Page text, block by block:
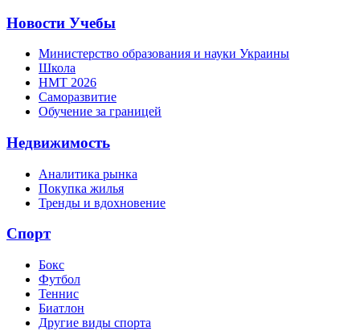
Новости Учебы
Министерство образования и науки Украины
Школа
НМТ 2026
Саморазвитие
Обучение за границей
Недвижимость
Аналитика рынка
Покупка жилья
Тренды и вдохновение
Спорт
Бокс
Футбол
Теннис
Биатлон
Другие виды спорта